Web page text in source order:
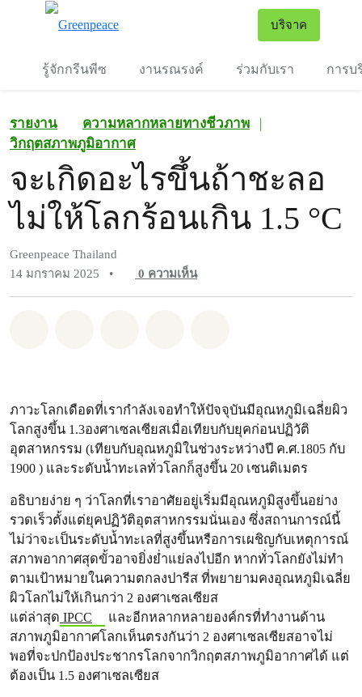
บริจาค
รู้จักกรีนพีซ งานรณรงค์ ร่วมกับเรา การบ
รายงาน ความหลากหลายทางชีวภาพ
|
วิกฤตสภาพภูมิอากาศ
จะเกิดอะไรขึ้นถ้าชะลอ
ไม่ให้โลกร้อนเกิน 1.5 °C
Greenpeace Thailand
14 มกราคม 2025
• 0 ความเห็น
ภาวะโลกเดือดที่เรากำลังเจอทำให้ปัจจุบันมีอุณหภูมิเฉลี่ยผิว
โลกสูงขึ้น 1.3องศาเซลเซียสเมื่อเทียบกับยุคก่อนปฏิวัติ
อุตสาหกรรม (เทียบกับอุณหภูมิในช่วงระหว่างปี ค.ศ.1805 กับ
1900 ) และระดับน้ำทะเลทั่วโลกก็สูงขึ้น 20 เซนติเมตร
อธิบายง่าย ๆ ว่าโลกที่เราอาศัยอยู่เริ่มมีอุณหภูมิสูงขึ้นอย่าง
รวดเร็วตั้งแต่ยุคปฏิวัติอุตสาหกรรมนั่นเอง ซึ่งสถานการณ์นี้
ไม่ว่าจะเป็นระดับน้ำทะเลที่สูงขึ้นหรือการเผชิญกับเหตุการณ์
สภาพอากาศสุดขั้วอาจยิ่งย่ำแย่ลงไปอีก หากทั่วโลกยังไม่ทำ
ตามเป้าหมายในความตกลงปารีส ที่พยายามคงอุณหภูมิเฉลี่ย
ผิวโลกไม่ให้เกินกว่า 2 องศาเซลเซียส
แต่ล่าสุด IPCC
และอีกหลากหลายองค์กรที่ทำงานด้าน
สภาพภูมิอากาศโลกเห็นตรงกันว่า 2 องศาเซลเซียสอาจไม่
พอที่จะปกป้องประชากรโลกจากวิกฤตสภาพภูมิอากาศได้ แต่
ต้องเป็น 1.5 องศาเซลเซียส